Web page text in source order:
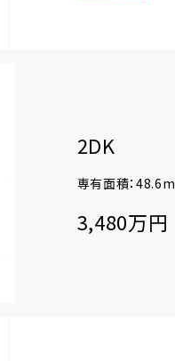
2DK
専有面積：48.6m
3,480万円